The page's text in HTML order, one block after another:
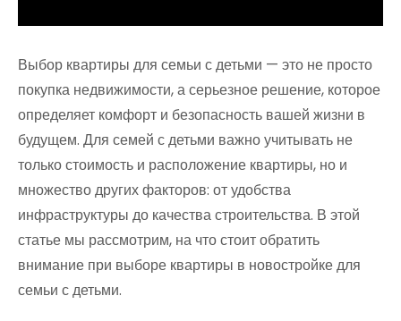
Выбор квартиры для семьи с детьми — это не просто
покупка недвижимости, а серьезное решение, которое
определяет комфорт и безопасность вашей жизни в
будущем. Для семей с детьми важно учитывать не
только стоимость и расположение квартиры, но и
множество других факторов: от удобства
инфраструктуры до качества строительства. В этой
статье мы рассмотрим, на что стоит обратить
внимание при выборе квартиры в новостройке для
семьи с детьми.